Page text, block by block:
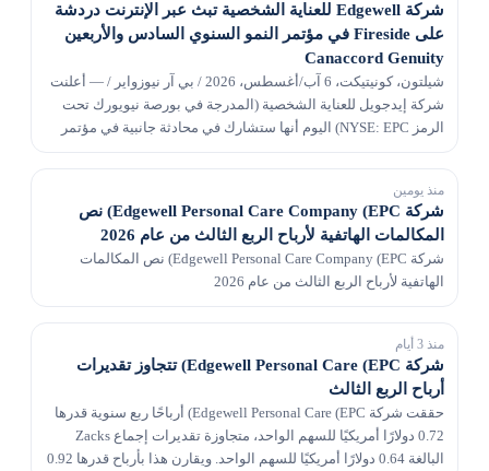
شركة Edgewell للعناية الشخصية تبث عبر الإنترنت دردشة
على Fireside في مؤتمر النمو السنوي السادس والأربعين
Canaccord Genuity
شيلتون، كونيتيكت، 6 آب/أغسطس، 2026 / بي آر نيوزواير / — أعلنت
شركة إيدجويل للعناية الشخصية (المدرجة في بورصة نيويورك تحت
الرمز NYSE: EPC) اليوم أنها ستشارك في محادثة جانبية في مؤتمر
منذ يومين
شركة Edgewell Personal Care Company (EPC) نص
المكالمات الهاتفية لأرباح الربع الثالث من عام 2026
شركة Edgewell Personal Care Company (EPC) نص المكالمات
الهاتفية لأرباح الربع الثالث من عام 2026
منذ 3 أيام
شركة Edgewell Personal Care (EPC) تتجاوز تقديرات
أرباح الربع الثالث
حققت شركة Edgewell Personal Care (EPC) أرباحًا ربع سنوية قدرها
0.72 دولارًا أمريكيًا للسهم الواحد، متجاوزة تقديرات إجماع Zacks
البالغة 0.64 دولارًا أمريكيًا للسهم الواحد. ويقارن هذا بأرباح قدرها 0.92